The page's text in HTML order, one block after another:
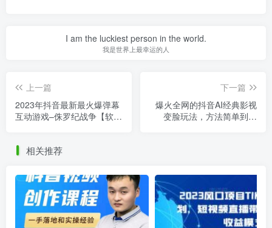
I am the luckiest person in the world.
我是世界上最幸运的人
上一篇
2023年抖音最新最火爆弹幕
互动游戏–侏罗纪战争【软件
权限】
下一篇
爆火全网的抖音AI经典影视
变脸玩法，方法简单到离
相关推荐